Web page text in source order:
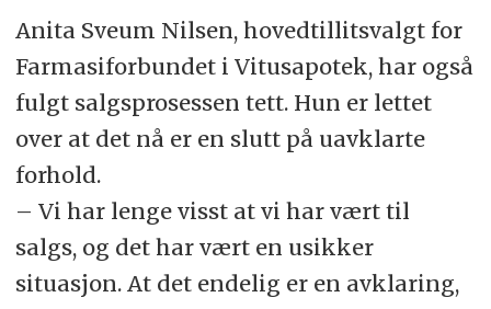
Anita Sveum Nilsen, hovedtillitsvalgt for
Farmasiforbundet i Vitusapotek, har også
fulgt salgsprosessen tett. Hun er lettet
over at det nå er en slutt på uavklarte
forhold.
– Vi har lenge visst at vi har vært til
salgs, og det har vært en usikker
situasjon. At det endelig er en avklaring,